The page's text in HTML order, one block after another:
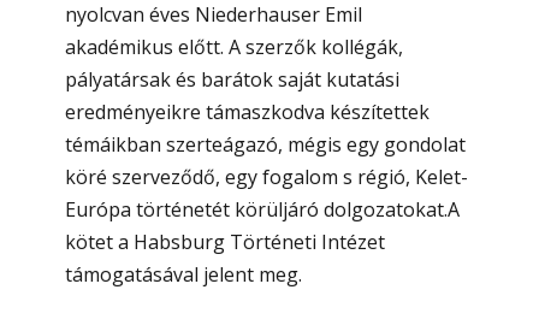
nyolcvan éves Niederhauser Emil
akadémikus előtt. A szerzők kollégák,
pályatársak és barátok saját kutatási
eredményeikre támaszkodva készítettek
témáikban szerteágazó, mégis egy gondolat
köré szerveződő, egy fogalom s régió, Kelet-
Európa történetét körüljáró dolgozatokat.A
kötet a Habsburg Történeti Intézet
támogatásával jelent meg.